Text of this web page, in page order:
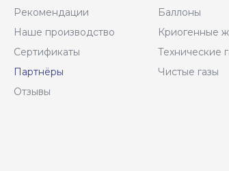
Рекомендации
Наше производство
Сертификаты
Партнёры
Отзывы
Баллоны
Криогенные
Технические
Чистые газы